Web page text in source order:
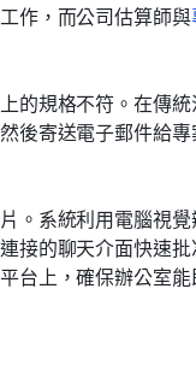
作，而公司估算師與
的規格不符。在傳
後寄送電子郵件給
。系統利用電腦視
接的聊天介面快速
台上，確保辦公室